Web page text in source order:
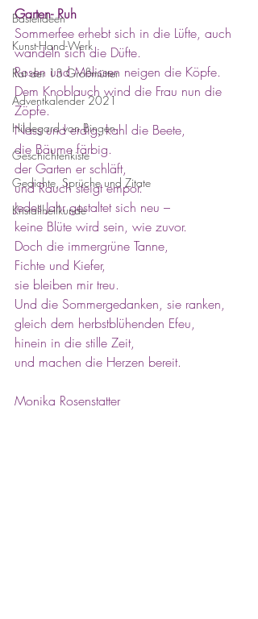
Bastelideen
Kunst-Hand-Werk
Rat der 13 Großmütter
Adventkalender 2021
Hildegard von Bingen
Geschichtenkiste
Gedichte, Sprüche und Zitate
Kristallheilkunde
Garten- Ruh
Sommerfee erhebt sich in die Lüfte, auch
wandeln sich die Düfte.
Rosen und Melissen neigen die Köpfe.
Dem Knoblauch wind die Frau nun die
Zöpfe.
Nass und erdig, kahl die Beete,
die Bäume färbig.
der Garten er schläft,
und Rauch steigt empor.
Jedes Jahr gestaltet sich neu –
keine Blüte wird sein, wie zuvor.
Doch die immergrüne Tanne,
Fichte und Kiefer,
sie bleiben mir treu.
Und die Sommergedanken, sie ranken,
gleich dem herbstblühenden Efeu,
hinein in die stille Zeit,
und machen die Herzen bereit.
Monika Rosenstatter